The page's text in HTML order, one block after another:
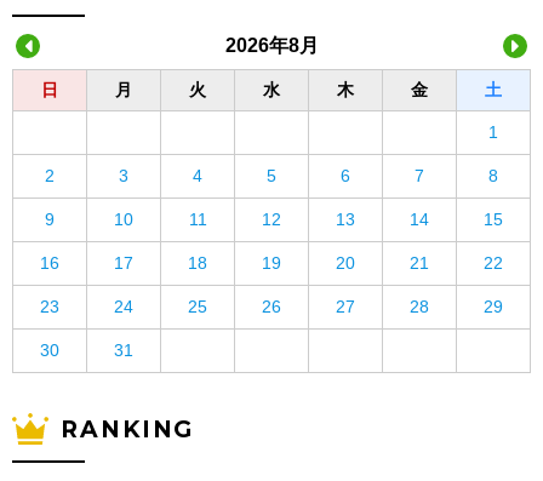
2026年8月
日 月 火 水 木 金 土
1
2 3 4 5 6 7 8
9 10 11 12 13 14 15
16 17 18 19 20 21 22
23 24 25 26 27 28 29
30 31
RANKING